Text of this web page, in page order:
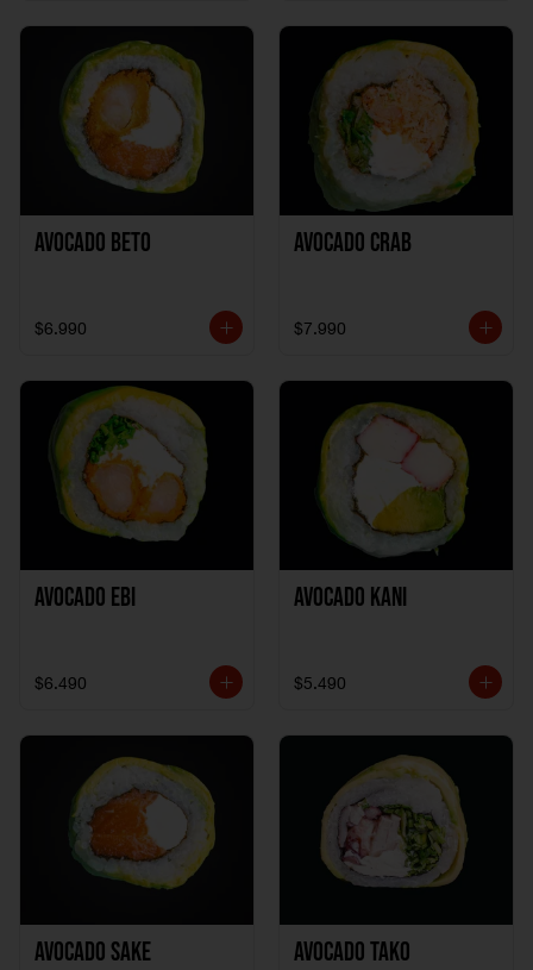
Avocado Beto
$6.990
Avocado Crab
$7.990
Avocado Ebi
$6.490
Avocado Kani
$5.490
Avocado Sake Avocado Tako